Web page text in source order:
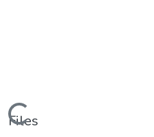
Loading...
Files